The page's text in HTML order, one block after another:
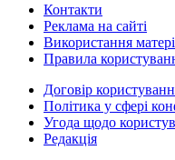
Контакти
Реклама на сайті
Використання
Правила
Договір
Політика у сфері
Угода щодо
Редакція